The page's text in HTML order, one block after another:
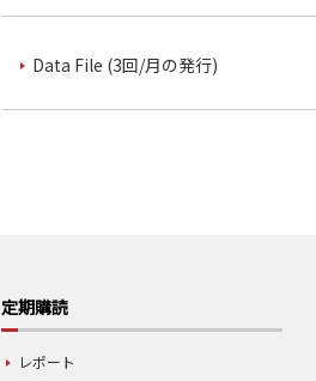
Data File (3回/月の発行)
定期購読
レポート